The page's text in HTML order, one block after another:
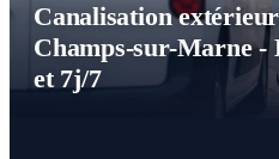
Canalisation
Champs-sur-Marne -
et 7j/7